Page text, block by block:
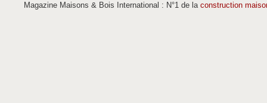
Magazine Maisons & Bois International : N°1 de la construction